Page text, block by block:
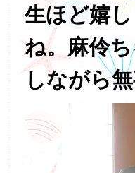
生ほど嬉
ね。麻伶
しながら